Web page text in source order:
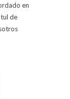
en
de